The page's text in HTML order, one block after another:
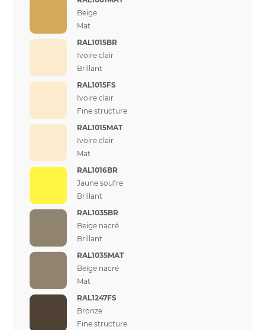
Beige
Mat
RAL1015BR
Ivoire clair
Brillant
RAL1015FS
Ivoire clair
Fine structure
RAL1015MAT
Ivoire clair
Mat
RAL1016BR
Jaune soufre
Brillant
RAL1035BR
Beige nacré
Brillant
RAL1035MAT
Beige nacré
Mat
RAL1247FS
Bronze
Fine structure